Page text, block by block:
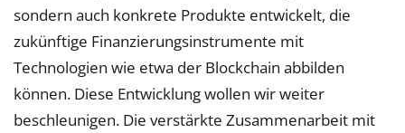
sondern auch konkrete Produkte entwickelt, die
zukünftige Finanzierungs­instrumente mit
Technologien wie etwa der Blockchain abbilden
können. Diese Entwicklung wollen wir weiter
beschleunigen. Die verstärkte Zusammenarbeit mit